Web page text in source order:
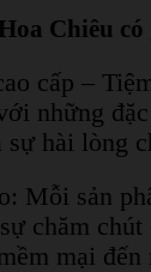
Chiêu có
cấp –
những
hài lòng
Mỗi sản
chăm chút
mại đến